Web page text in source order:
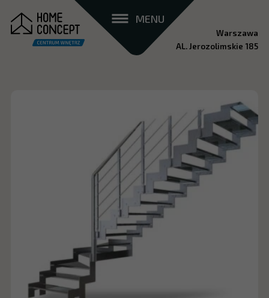
MENU
Warszawa
AL. Jerozolimskie 185